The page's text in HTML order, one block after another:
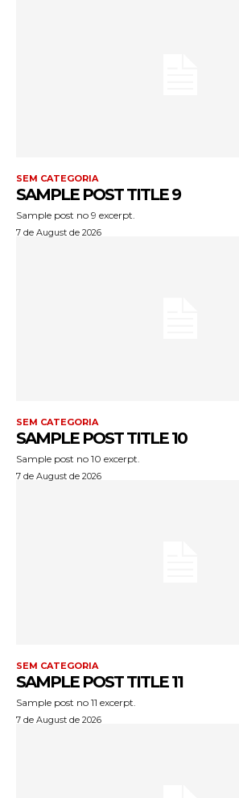
SEM CATEGORIA
SAMPLE POST TITLE 9
Sample post no 9 excerpt.
7 de August de 2026
SEM CATEGORIA
SAMPLE POST TITLE 10
Sample post no 10 excerpt.
7 de August de 2026
SEM CATEGORIA
SAMPLE POST TITLE 11
Sample post no 11 excerpt.
7 de August de 2026